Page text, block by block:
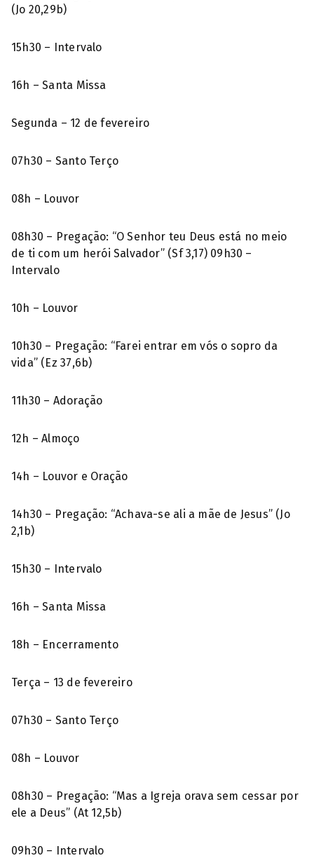
(Jo 20,29b)
15h30 – Intervalo
16h – Santa Missa
Segunda – 12 de fevereiro
07h30 – Santo Terço
08h – Louvor
08h30 – Pregação: “O Senhor teu Deus está no meio
de ti com um herói Salvador” (Sf 3,17) 09h30 –
Intervalo
10h – Louvor
10h30 – Pregação: “Farei entrar em vós o sopro da
vida” (Ez 37,6b)
11h30 – Adoração
12h – Almoço
14h – Louvor e Oração
14h30 – Pregação: “Achava-se ali a mãe de Jesus” (Jo
2,1b)
15h30 – Intervalo
16h – Santa Missa
18h – Encerramento
Terça – 13 de fevereiro
07h30 – Santo Terço
08h – Louvor
08h30 – Pregação: “Mas a Igreja orava sem cessar por
ele a Deus” (At 12,5b)
09h30 – Intervalo